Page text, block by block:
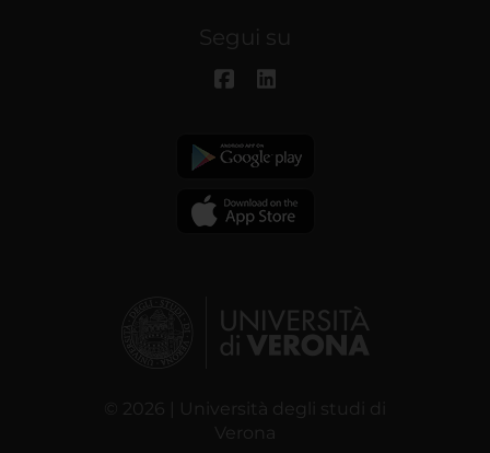
Segui su
© 2026 | Università degli studi di
Verona